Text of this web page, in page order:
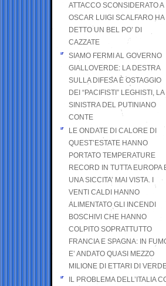
ATTACCO SCONSIDERATO A
OSCAR LUIGI SCALFARO HA
DETTO UN BEL PO’ DI
CAZZATE
SIAMO FERMI AL GOVERNO
GIALLOVERDE: LA DESTRA
SULLA DIFESA È OSTAGGIO
DEI “PACIFISTI” LEGHISTI, LA
SINISTRA DEL PUTINIANO
CONTE
LE ONDATE DI CALORE DI
QUEST’ESTATE HANNO
PORTATO TEMPERATURE
RECORD IN TUTTA EUROPA
UNA SICCITA’ MAI VISTA. I
VENTI CALDI HANNO
ALIMENTATO GLI INCENDI
BOSCHIVI CHE HANNO
COLPITO SOPRATTUTTO
FRANCIA E SPAGNA: IN
E’ ANDATO QUASI MEZZO
MILIONE DI ETTARI DI
IL PROBLEMA DELL’ITALIA